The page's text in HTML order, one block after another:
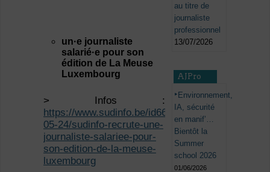
un·e journaliste
salarié·e pour son
édition de La Meuse
Luxembourg
> Infos :
https://www.sudinfo.be/id668938/article/2023-
05-24/sudinfo-recrute-une-
journaliste-salariee-pour-
son-edition-de-la-meuse-
luxembourg
au titre de
journaliste
professionnel
13/07/2026
AJPro
Environnement,
IA, sécurité
en manif’…
Bientôt la
Summer
school 2026
01/06/2026